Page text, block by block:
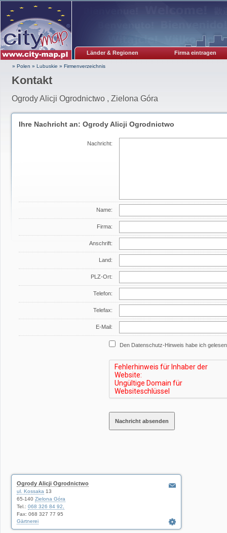
Länder & Regionen Firma eintragen
» Polen » Lubuskie » Firmenverzeichnis
Kontakt
Ogrody Alicji Ogrodnictwo , Zielona Góra
Ihre Nachricht an: Ogrody Alicji Ogrodnictwo
Nachricht:
Name:
Firma:
Anschrift:
Land:
PLZ-Ort:
Telefon:
Telefax:
E-Mail:
Den Datenschutz-Hinweis habe ich
Ogrody Alicji Ogrodnictwo
ul. Kossaka 13
65-140 Zielona Góra
Tel.: 068 326 84 92,
Fax: 068 327 77 95
Gärtnerei